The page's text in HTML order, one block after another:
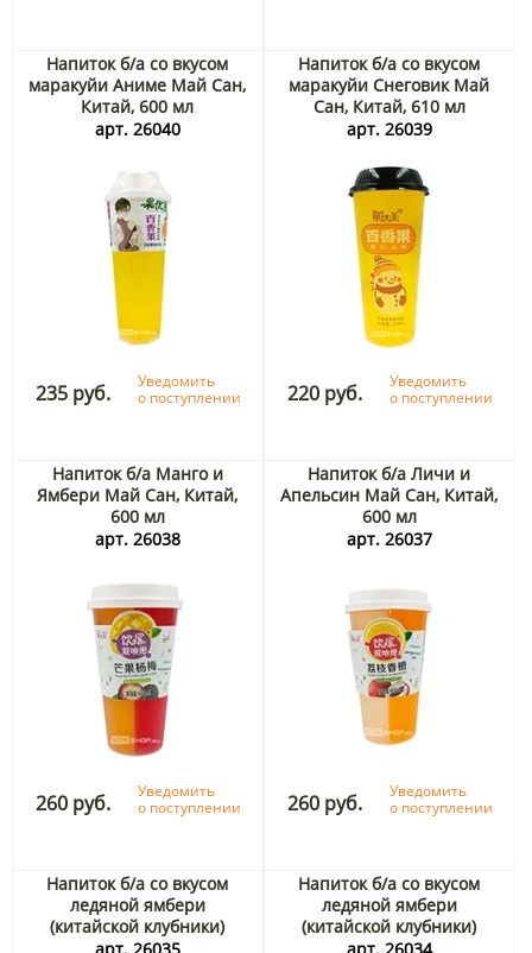
Напиток б/а со вкусом
маракуйи Аниме Май Сан,
Китай, 600 мл
арт. 26040
235 руб.
Уведомить
о поступлении
Напиток б/а со вкусом
маракуйи Снеговик Май
Сан, Китай, 610 мл
арт. 26039
220 руб.
Уведомить
о поступлении
Напиток б/а Манго и
Ямбери Май Сан, Китай,
600 мл
арт. 26038
260 руб.
Уведомить
о поступлении
Напиток б/а Личи и
Апельсин Май Сан, Китай,
600 мл
арт. 26037
260 руб.
Уведомить
о поступлении
Напиток б/а со вкусом
ледяной ямбери
(китайской клубники)
Аниме Май Сан, Китай, 600
Напиток б/а со вкусом
ледяной ямбери
(китайской клубники)
Снеговик Май Сан, Китай,